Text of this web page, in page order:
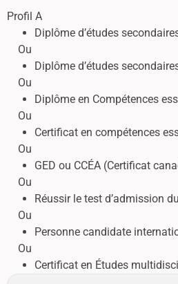
Profil A
Diplôme d’études
Ou
Diplôme d’études
Ou
Diplôme en Compétences
Ou
Certificat en compétences
Ou
GED ou CCÉA (Certificat
Ou
Réussir le test d’admission
Ou
Personne candidate
Ou
Certificat en Études